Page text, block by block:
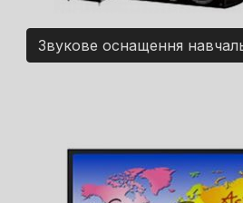
Звукове оснащення